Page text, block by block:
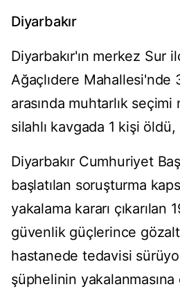
Diyarbakır
Diyarbakır'ın merkez Sur
Ağaçlıdere Mahallesi'nde
arasında muhtarlık seçimi
silahlı kavgada 1 kişi öldü,
Diyarbakır Cumhuriyet
başlatılan soruşturma
yakalama kararı çıkarılan
güvenlik güçlerince
hastanede tedavisi
şüphelinin yakalanmasına